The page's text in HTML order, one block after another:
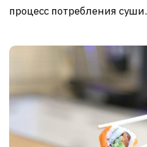
процесс потребления суши.